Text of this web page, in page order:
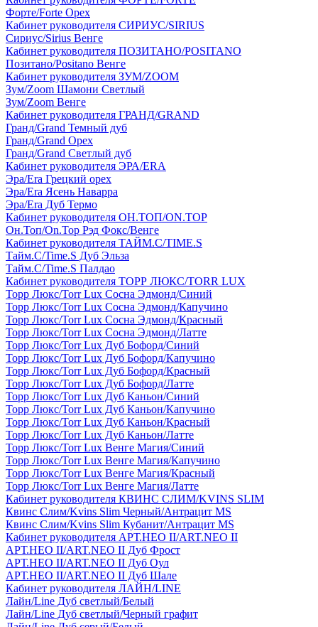
Форте/Forte Орех
Кабинет руководителя СИРИУС/SIRIUS
Сириус/Sirius Венге
Кабинет руководителя ПОЗИТАНО/POSITANO
Позитано/Positano Венге
Кабинет руководителя ЗУМ/ZOOM
Зум/Zoom Шамони Светлый
Зум/Zoom Венге
Кабинет руководителя ГРАНД/GRAND
Гранд/Grand Темный дуб
Гранд/Grand Орех
Гранд/Grand Светлый дуб
Кабинет руководителя ЭРА/ERA
Эра/Era Грецкий орех
Эра/Era Ясень Наварра
Эра/Era Дуб Термо
Кабинет руководителя ОН.ТОП/ON.TOP
Он.Топ/On.Top Рэд Фокс/Венге
Кабинет руководителя ТАЙМ.С/TIME.S
Тайм.С/Time.S Дуб Эльза
Тайм.С/Time.S Палдао
Кабинет руководителя ТОРР ЛЮКС/TORR LUX
Торр Люкс/Torr Lux Сосна Эдмонд/Синий
Торр Люкс/Torr Lux Сосна Эдмонд/Капучино
Торр Люкс/Torr Lux Сосна Эдмонд/Красный
Торр Люкс/Torr Lux Сосна Эдмонд/Латте
Торр Люкс/Torr Lux Дуб Бофорд/Синий
Торр Люкс/Torr Lux Дуб Бофорд/Капучино
Торр Люкс/Torr Lux Дуб Бофорд/Красный
Торр Люкс/Torr Lux Дуб Бофорд/Латте
Торр Люкс/Torr Lux Дуб Каньон/Синий
Торр Люкс/Torr Lux Дуб Каньон/Капучино
Торр Люкс/Torr Lux Дуб Каньон/Красный
Торр Люкс/Torr Lux Дуб Каньон/Латте
Торр Люкс/Torr Lux Венге Магия/Синий
Торр Люкс/Torr Lux Венге Магия/Капучино
Торр Люкс/Torr Lux Венге Магия/Красный
Торр Люкс/Torr Lux Венге Магия/Латте
Кабинет руководителя КВИНС СЛИМ/KVINS SLIM
Квинс Слим/Kvins Slim Черный/Антрацит MS
Квинс Слим/Kvins Slim Кубанит/Антрацит MS
Кабинет руководителя АРТ.НЕО II/ART.NEO II
АРТ.НЕО II/ART.NEO II Дуб Фрост
АРТ.НЕО II/ART.NEO II Дуб Оул
АРТ.НЕО II/ART.NEO II Дуб Шале
Кабинет руководителя ЛАЙН/LINE
Лайн/Line Дуб светлый/Белый
Лайн/Line Дуб светлый/Черный графит